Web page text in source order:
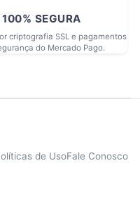
SEGURA
criptografia SSL e pagamentos
do Mercado Pago.
de UsoFale Conosco